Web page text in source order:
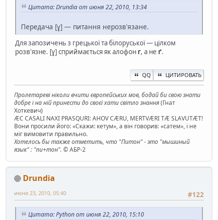
Цитата: Drundia от июня 22, 2010, 13:34
Передача [ɣ] — питання нерозв'язане.
Для запозичень з грецької та білоруської — цілком
розв'язне. [ɣ] сприймається як алофон г, а не ґ.
QQ ЦИТИРОВАТЬ
Пролетареві ніколи вчити європейських мов, бодай би свою знати
добре і на ній принести до своєї хати світло знання(Гнат
Хоткевич)
ÆC CASALI NAXI PRASQURI: AHOV CÆRU, MERTVÆRI TÆ SLAVUTÆT!
Вони просили його: «Скажи: кетум», а він говорив: «сатем», і не
міг вимовити правильно.
Хотелось бы также отметить, что "Питон" - это "мышиный
язык" : "пи+тон". © АБР-2
Drundia
#122
июня 23, 2010, 05:40
Цитата: Python от июня 22, 2010, 15:10